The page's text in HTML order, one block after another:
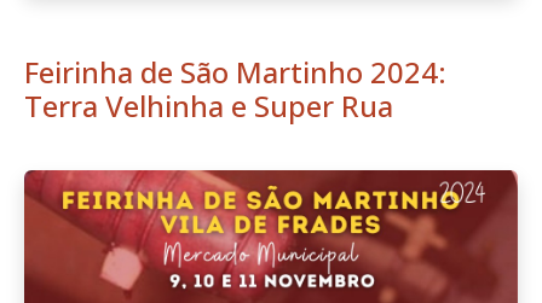
Feirinha de São Martinho 2024:
Terra Velhinha e Super Rua